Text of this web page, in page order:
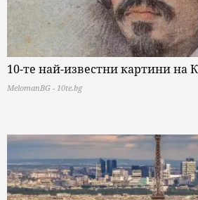
10-те най-известни картини на
MelomanBG - 10te.bg